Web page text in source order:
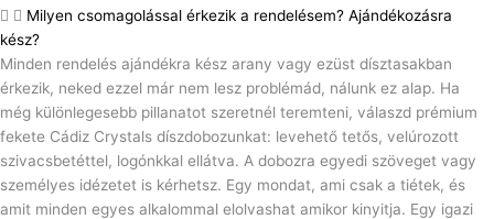
Milyen csomagolással érkezik a rendelésem? Ajándékozásra
kész?
Minden rendelés ajándékra kész arany vagy ezüst dísztasakban
érkezik, neked ezzel már nem lesz problémád, nálunk ez alap. Ha
még különlegesebb pillanatot szeretnél teremteni, válaszd prémium
fekete Cádiz Crystals díszdobozunkat: levehető tetős, velúrozott
szivacsbetéttel, logónkkal ellátva. A dobozra egyedi szöveget vagy
személyes idézetet is kérhetsz. Egy mondat, ami csak a tiétek, és
amit minden egyes alkalommal elolvashat amikor kinyitja. Egy igazi